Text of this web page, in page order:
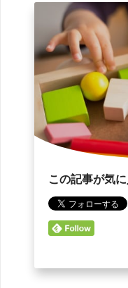
この記事が気